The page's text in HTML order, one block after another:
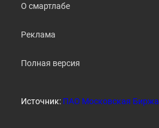
О смартлабе
Реклама
Полная версия
Источник: ПАО Московская Биржа